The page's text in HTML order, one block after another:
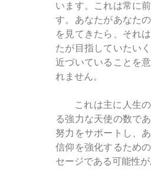
います。これは常に
す。あなたがあなた
を見てきたら、それ
たが目指していたい
近づいていることを
れません。
これは主に人生
る強力な天使の数で
努力をサポートし、
信仰を強化するため
セージである可能性が